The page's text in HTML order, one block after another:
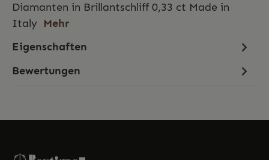
Diamanten in Brillantschliff 0,33 ct Made in
Italy Mehr
Eigenschaften
Bewertungen